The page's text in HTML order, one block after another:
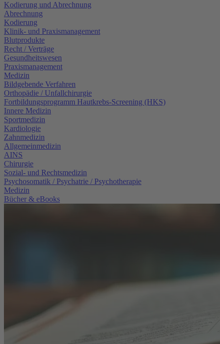
Kodierung und Abrechnung
Abrechnung
Kodierung
Klinik- und Praxismanagement
Blutprodukte
Recht / Verträge
Gesundheitswesen
Praxismanagement
Medizin
Bildgebende Verfahren
Orthopädie / Unfallchirurgie
Fortbildungsprogramm Hautkrebs-Screening (HKS)
Innere Medizin
Sportmedizin
Kardiologie
Zahnmedizin
Allgemeinmedizin
AINS
Chirurgie
Sozial- und Rechtsmedizin
Psychosomatik / Psychatrie / Psychotherapie
Medizin
Bücher & eBooks